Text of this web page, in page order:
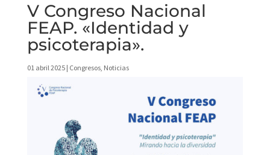
V Congreso Nacional
FEAP. «Identidad y
psicoterapia».
01 abril 2025| Congresos, Noticias